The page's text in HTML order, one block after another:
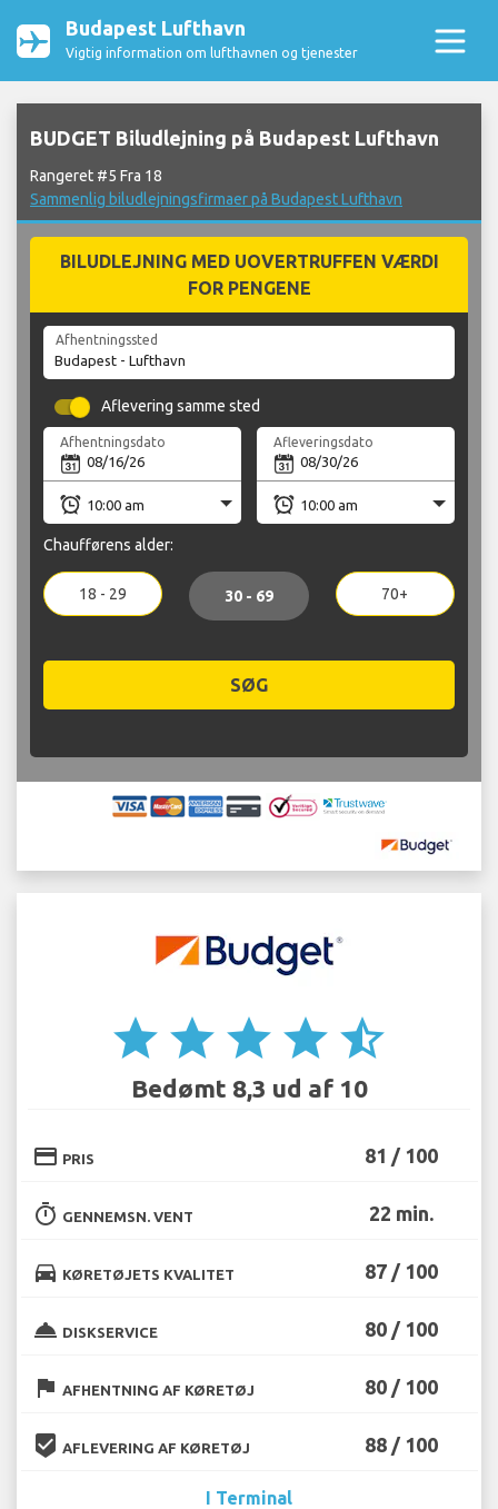
Budapest Lufthavn
Vigtig information om lufthavnen og tjenester
BUDGET Biludlejning på Budapest Lufthavn
Rangeret #5 Fra 18
Sammenlig biludlejningsfirmaer på Budapest Lufthavn
BILUDLEJNING MED UOVERTRUFFEN VÆRDI
FOR PENGENE
Afhentningssted
Aflevering samme sted
Afhentningsdato Afleveringsdato
Chaufførens alder:
18 - 29 30 - 69 70+
SØG
star star star star star_half
Bedømt 8,3 ud af 10
credit_card PRIS 81 / 100
timer GENNEMSN. VENT 22 min.
directions_car KØRETØJETS KVALITET 87 / 100
room_service DISKSERVICE 80 / 100
flag AFHENTNING AF KØRETØJ 80 / 100
beenhere AFLEVERING AF KØRETØJ 88 / 100
I Terminal